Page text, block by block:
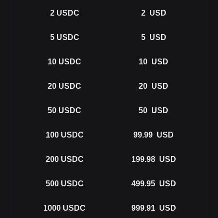
2 USDC 2 USD
5 USDC 5 USD
10 USDC 10 USD
20 USDC 20 USD
50 USDC 50 USD
100 USDC 99.99 USD
200 USDC 199.98 USD
500 USDC 499.95 USD
1000 USDC 999.91 USD